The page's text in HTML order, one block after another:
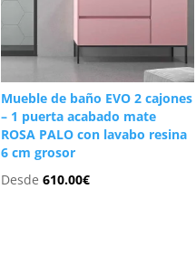
Mueble de baño EVO 2 cajones
– 1 puerta acabado mate
ROSA PALO con lavabo resina
6 cm grosor
Desde 610.00€